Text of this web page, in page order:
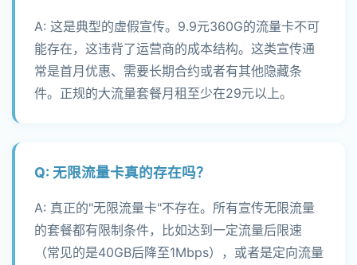
A: 这是典型的虚假宣传。9.9元360G的流量卡不可
能存在，这违背了运营商的成本结构。这类宣传通
常是首月优惠、需要长期合约或者有其他隐藏条
件。正规的大流量套餐月租至少在29元以上。
Q: 无限流量卡真的存在吗？
A: 真正的"无限流量卡"不存在。所有宣传无限流量
的套餐都有限制条件，比如达到一定流量后限速
（常见的是40GB后降至1Mbps），或者是定向流量